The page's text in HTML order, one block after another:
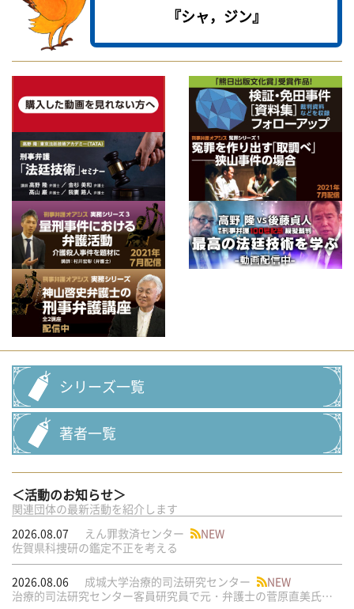
『シャ，ジン』
シリーズ一覧
著者一覧
＜活動のお知らせ＞
関連団体の最新活動を紹介します
2026.08.07
えん罪救済センター
NEW
佐賀県科捜研の鑑定不正を考える
2026.08.06 成城大学治療的司法研究センター
NEW
治療的司法研究センター客員研究員で元・弁護士の菅原直美氏の論文が公刊されました